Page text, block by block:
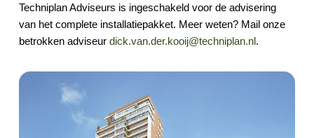
Techniplan Adviseurs is ingeschakeld voor de advisering
van het complete installatiepakket. Meer weten? Mail onze
betrokken adviseur dick.van.der.kooij@techniplan.nl.